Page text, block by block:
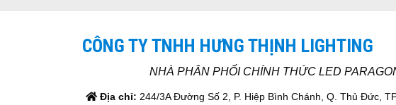
CÔNG TY TNHH HƯNG THỊNH LIGHTING
NHÀ PHÂN PHỐI CHÍNH THỨC LED
Địa chỉ: 244/3A Đường Số 2, P. Hiệp Bình Chánh, Q. Thủ Đức,